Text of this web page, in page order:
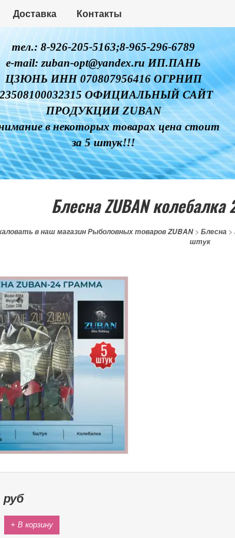
Доставка Контакты
тел.: 8-926-205-5163;8-965-296-6789
e-mail: zuban-opt@yandex.ru ИП.ПАНЬ
ЦЗЮНЬ ИНН 070807956416 ОГРНИП
ОФИЦИАЛЬНЫЙ САЙТ
ПРОДУКЦИИ ZUBAN
в некоторых товарах цена стоит
за 5 штук!!!
Блесна ZUBAN
в наш магазин Рыболовных товаров ZUBAN> Блесна>
штук
руб
+ В корзину